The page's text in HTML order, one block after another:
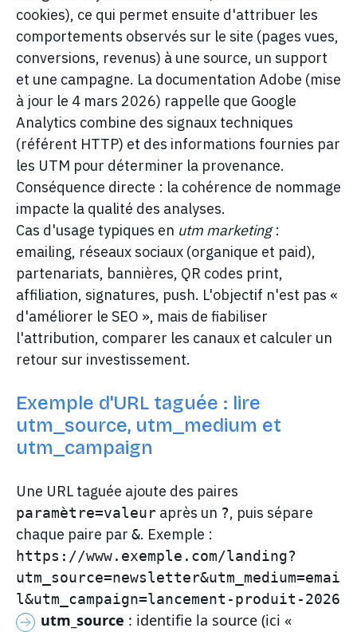
cookies), ce qui permet ensuite d'attribuer les
comportements observés sur le site (pages vues,
conversions, revenus) à une source, un support
et une campagne. La documentation Adobe (mise
à jour le 4 mars 2026) rappelle que Google
Analytics combine des signaux techniques
(référent HTTP) et des informations fournies par
les UTM pour déterminer la provenance.
Conséquence directe : la cohérence de nommage
impacte la qualité des analyses.
Cas d'usage typiques en utm marketing:
emailing, réseaux sociaux (organique et paid),
partenariats, bannières, QR codes print,
affiliation, signatures, push. L'objectif n'est pas «
d'améliorer le SEO », mais de fiabiliser
l'attribution, comparer les canaux et calculer un
retour sur investissement.
Exemple d'URL taguée : lire
utm_source, utm_medium et
utm_campaign
Une URL taguée ajoute des paires
paramètre=valeuraprès un ?, puis sépare
chaque paire par &. Exemple :
https://www.exemple.com/landing?
utm_source=newsletter&utm_medium=emai
l&utm_campaign=lancement-produit-2026
utm_source : identifie la source (ici «